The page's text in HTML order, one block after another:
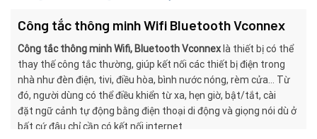
Công tắc thông minh Wifi Bluetooth Vconnex
Công tắc thông minh Wifi, Bluetooth Vconnex là thiết bị có thể
thay thế công tắc thường, giúp kết nối các thiết bị điện trong
nhà như đèn điện, tivi, điều hòa, bình nước nóng, rèm cửa… Từ
đó, người dùng có thể điều khiển từ xa, hẹn giờ, bật/tắt, cài
đặt ngữ cảnh tự động bằng điện thoại di động và giọng nói dù ở
bất cứ đâu chỉ cần có kết nối internet